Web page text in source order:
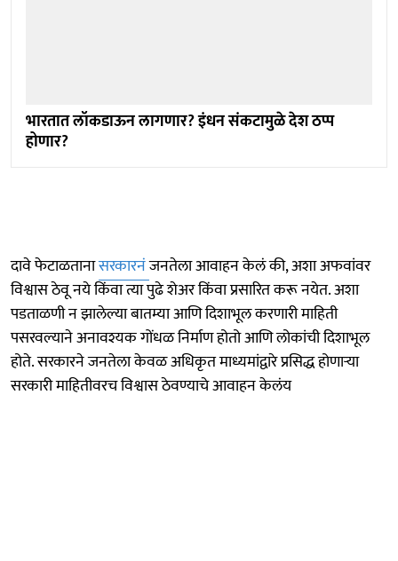
भारतात लॉकडाऊन लागणार? इंधन संकटामुळे देश ठप्प
होणार?
दावे फेटाळतानासरकारनंजनतेला आवाहन केलं की, अशा अफवांवर
विश्वास ठेवू नये किंवा त्या पुढे शेअर किंवा प्रसारित करू नयेत. अशा
पडताळणी न झालेल्या बातम्या आणि दिशाभूल करणारी माहिती
पसरवल्याने अनावश्यक गोंधळ निर्माण होतो आणि लोकांची दिशाभूल
होते. सरकारने जनतेला केवळ अधिकृत माध्यमांद्वारे प्रसिद्ध होणाऱ्या
सरकारी माहितीवरच विश्वास ठेवण्याचे आवाहन केलंय